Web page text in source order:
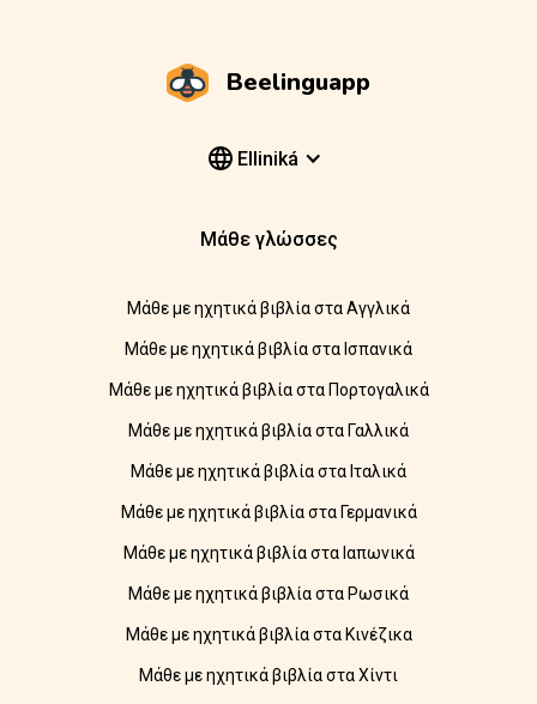
Beelinguapp
Elliniká
Μάθε γλώσσες
Μάθε με ηχητικά βιβλία στα Αγγλικά
Μάθε με ηχητικά βιβλία στα Ισπανικά
Μάθε με ηχητικά βιβλία στα Πορτογαλικά
Μάθε με ηχητικά βιβλία στα Γαλλικά
Μάθε με ηχητικά βιβλία στα Ιταλικά
Μάθε με ηχητικά βιβλία στα Γερμανικά
Μάθε με ηχητικά βιβλία στα Ιαπωνικά
Μάθε με ηχητικά βιβλία στα Ρωσικά
Μάθε με ηχητικά βιβλία στα Κινέζικα
Μάθε με ηχητικά βιβλία στα Χίντι